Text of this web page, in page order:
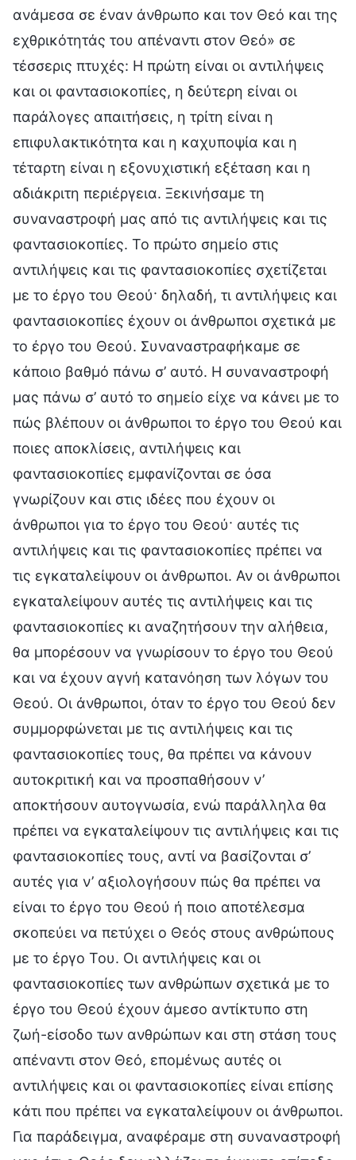
ανάμεσα σε έναν άνθρωπο και τον Θεό και της
εχθρικότητάς του απέναντι στον Θεό» σε
τέσσερις πτυχές: Η πρώτη είναι οι αντιλήψεις
και οι φαντασιοκοπίες, η δεύτερη είναι οι
παράλογες απαιτήσεις, η τρίτη είναι η
επιφυλακτικότητα και η καχυποψία και η
τέταρτη είναι η εξονυχιστική εξέταση και η
αδιάκριτη περιέργεια. Ξεκινήσαμε τη
συναναστροφή μας από τις αντιλήψεις και τις
φαντασιοκοπίες. Το πρώτο σημείο στις
αντιλήψεις και τις φαντασιοκοπίες σχετίζεται
με το έργο του Θεού· δηλαδή, τι αντιλήψεις και
φαντασιοκοπίες έχουν οι άνθρωποι σχετικά με
το έργο του Θεού. Συναναστραφήκαμε σε
κάποιο βαθμό πάνω σ’ αυτό. Η συναναστροφή
μας πάνω σ’ αυτό το σημείο είχε να κάνει με το
πώς βλέπουν οι άνθρωποι το έργο του Θεού και
ποιες αποκλίσεις, αντιλήψεις και
φαντασιοκοπίες εμφανίζονται σε όσα
γνωρίζουν και στις ιδέες που έχουν οι
άνθρωποι για το έργο του Θεού· αυτές τις
αντιλήψεις και τις φαντασιοκοπίες πρέπει να
τις εγκαταλείψουν οι άνθρωποι. Αν οι άνθρωποι
εγκαταλείψουν αυτές τις αντιλήψεις και τις
φαντασιοκοπίες κι αναζητήσουν την αλήθεια,
θα μπορέσουν να γνωρίσουν το έργο του Θεού
και να έχουν αγνή κατανόηση των λόγων του
Θεού. Οι άνθρωποι, όταν το έργο του Θεού δεν
συμμορφώνεται με τις αντιλήψεις και τις
φαντασιοκοπίες τους, θα πρέπει να κάνουν
αυτοκριτική και να προσπαθήσουν ν’
αποκτήσουν αυτογνωσία, ενώ παράλληλα θα
πρέπει να εγκαταλείψουν τις αντιλήψεις και τις
φαντασιοκοπίες τους, αντί να βασίζονται σ’
αυτές για ν’ αξιολογήσουν πώς θα πρέπει να
είναι το έργο του Θεού ή ποιο αποτέλεσμα
σκοπεύει να πετύχει ο Θεός στους ανθρώπους
με το έργο Του. Οι αντιλήψεις και οι
φαντασιοκοπίες των ανθρώπων σχετικά με το
έργο του Θεού έχουν άμεσο αντίκτυπο στη
ζωή-είσοδο των ανθρώπων και στη στάση τους
απέναντι στον Θεό, επομένως αυτές οι
αντιλήψεις και οι φαντασιοκοπίες είναι επίσης
κάτι που πρέπει να εγκαταλείψουν οι άνθρωποι.
Για παράδειγμα, αναφέραμε στη συναναστροφή